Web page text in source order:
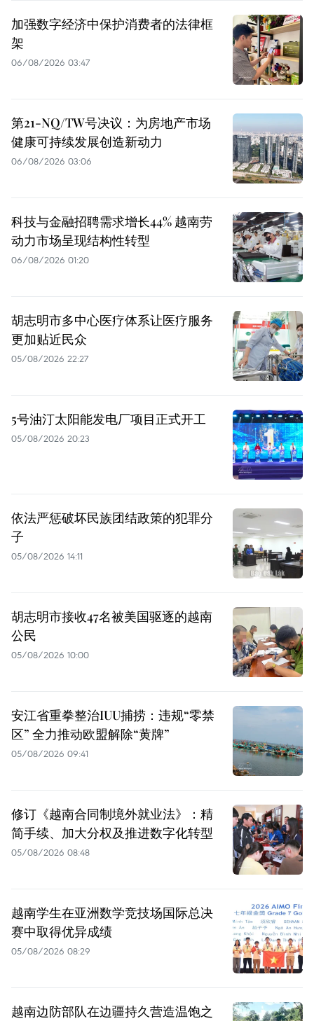
加强数字经济中保护消费者的法律框
架
06/08/2026 03:47
第21-NQ/TW号决议：为房地产市场
健康可持续发展创造新动力
06/08/2026 03:06
科技与金融招聘需求增长44% 越南劳
动力市场呈现结构性转型
06/08/2026 01:20
胡志明市多中心医疗体系让医疗服务
更加贴近民众
05/08/2026 22:27
5号油汀太阳能发电厂项目正式开工
05/08/2026 20:23
依法严惩破坏民族团结政策的犯罪分
子
05/08/2026 14:11
胡志明市接收47名被美国驱逐的越南
公民
05/08/2026 10:00
安江省重拳整治IUU捕捞：违规“零禁
区” 全力推动欧盟解除“黄牌”
05/08/2026 09:41
修订《越南合同制境外就业法》：精
简手续、加大分权及推进数字化转型
05/08/2026 08:48
越南学生在亚洲数学竞技场国际总决
赛中取得优异成绩
05/08/2026 08:29
越南边防部队在边疆持久营造温饱之